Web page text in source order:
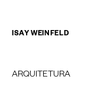
ISAY WEINFELD
ARQUITETURA